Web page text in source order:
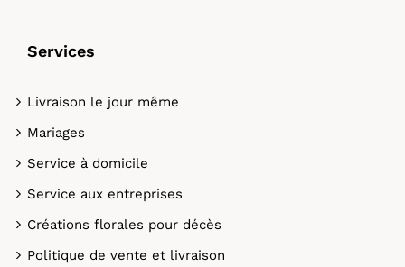
Services
Livraison le jour même
Mariages
Service à domicile
Service aux entreprises
Créations florales pour décès
Politique de vente et livraison